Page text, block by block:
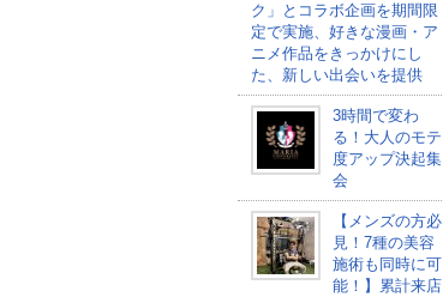
ク」とコラボ企画を期間限
定で実施、好きな漫画・ア
ニメ作品をきっかけにし
た、新しい出会いを提供
3時間で変わ
る！大人のモテ
度アップ決起集
会
【メンズの方必
見！7種の美容
施術も同時に可
能！】累計来店